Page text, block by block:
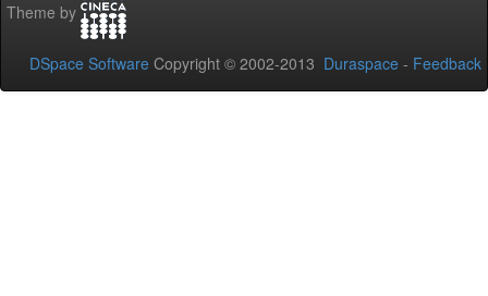
Theme by
DSpace Software Copyright © 2002-2013 Duraspace - Feedback